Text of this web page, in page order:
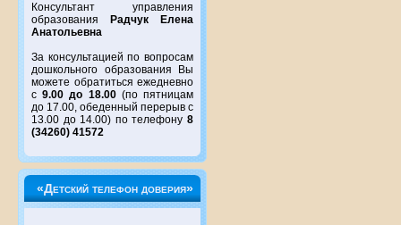
Консультант управления
образования
Радчук Елена
Анатольевна
За консультацией по вопросам
дошкольного образования Вы
можете обратиться ежедневно
с9.00 до 18.00(по пятницам
до 17.00, обеденный перерыв с
13.00 до 14.00) по телефону 8
(34260) 41572
«Детский телефон доверия»